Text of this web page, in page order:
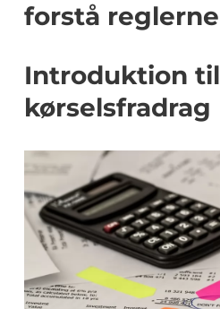
forstå reglerne
Introduktion til
kørselsfradrag